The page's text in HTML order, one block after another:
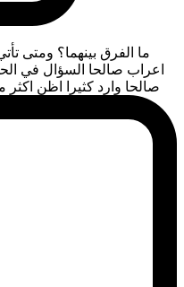
ما الفرق بينهما؟ ومتى
اعراب صالحا السؤال في
صالحا وارد كثيرا اظن